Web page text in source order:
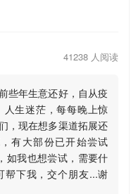
41238 人阅读
些年生意还好，自从疫
生迷茫，每每晚上惊
，现在想多渠道拓展还
有大部份已开始尝试
如我也想尝试，需要什
帮下我，交个朋友...谢